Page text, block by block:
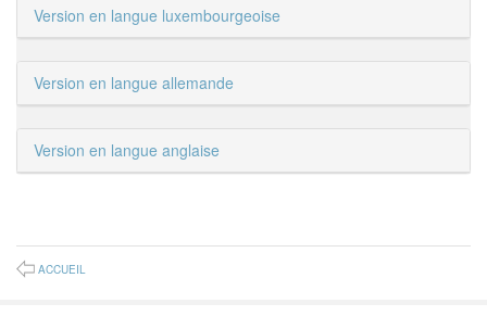
Version en langue luxembourgeoise
Version en langue allemande
Version en langue anglaise
ACCUEIL